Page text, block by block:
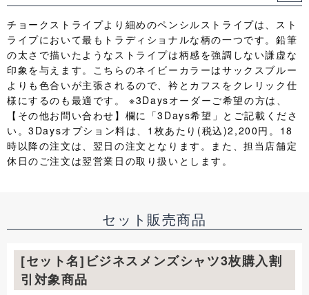
チョークストライプより細めのペンシルストライプは、スト
ライプにおいて最もトラディショナルな柄の一つです。鉛筆
の太さで描いたようなストライプは柄感を強調しない謙虚な
印象を与えます。こちらのネイビーカラーはサックスブルー
よりも色合いが主張されるので、衿とカフスをクレリック仕
様にするのも最適です。 ※3Daysオーダーご希望の方は、
【その他お問い合わせ】欄に「3Days希望」とご記載くださ
い。3Daysオプション料は、1枚あたり(税込)2,200円。18
時以降の注文は、翌日の注文となります。また、担当店舗定
休日のご注文は翌営業日の取り扱いとします。
セット販売商品
[セット名]ビジネスメンズシャツ3枚購入割
引対象商品